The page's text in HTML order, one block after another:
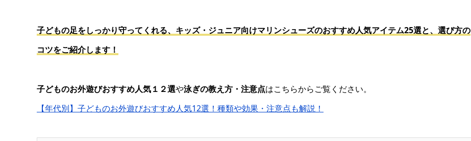
子どもの足をしっかり守ってくれる、キッズ・ジュニア向けマリンシューズのおすすめ人気アイテム25選と、選び方の
コツをご紹介します！
子どものお外遊びおすすめ人気１２選や泳ぎの教え方・注意点はこちらからご覧ください。
【年代別】子どものお外遊びおすすめ人気12選！種類や効果・注意点も解説！